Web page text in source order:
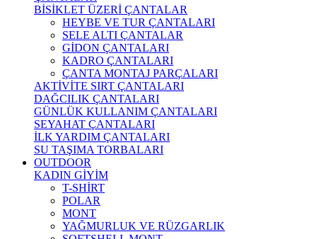
BİSİKLET ÜZERİ ÇANTALAR
HEYBE VE TUR ÇANTALARI
SELE ALTI ÇANTALAR
GİDON ÇANTALARI
KADRO ÇANTALARI
ÇANTA MONTAJ PARÇALARI
AKTİVİTE SIRT ÇANTALARI
DAĞCILIK ÇANTALARI
GÜNLÜK KULLANIM ÇANTALARI
SEYAHAT ÇANTALARI
İLK YARDIM ÇANTALARI
SU TAŞIMA TORBALARI
OUTDOOR
KADIN GİYİM
T-SHİRT
POLAR
MONT
YAĞMURLUK VE RÜZGARLIK